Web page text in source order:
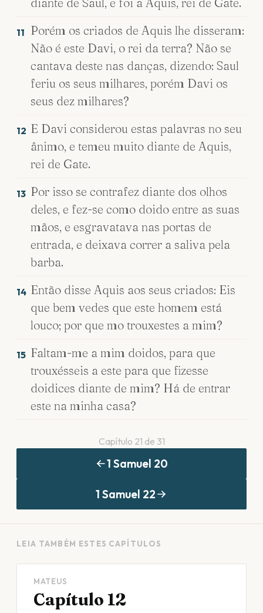
11 Porém os criados de Aquis lhe disseram:
Não é este Davi, o rei da terra? Não se
cantava deste nas danças, dizendo: Saul
feriu os seus milhares, porém Davi os
seus dez milhares?
12 E Davi considerou estas palavras no seu
ânimo, e temeu muito diante de Aquis,
rei de Gate.
13 Por isso se contrafez diante dos olhos
deles, e fez-se como doido entre as suas
mãos, e esgravatava nas portas de
entrada, e deixava correr a saliva pela
barba.
14 Então disse Aquis aos seus criados: Eis
que bem vedes que este homem está
louco; por que mo trouxestes a mim?
15 Faltam-me a mim doidos, para que
trouxésseis a este para que fizesse
doidices diante de mim? Há de entrar
este na minha casa?
Capítulo 21 de 31
1 Samuel 20
1 Samuel 22
LEIA TAMBÉM ESTES CAPÍTULOS
MATEUS
Capítulo 12